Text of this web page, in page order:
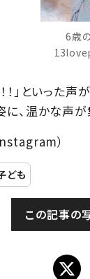
6歳
」といった声
、温かな声が
）
ども
この記事の